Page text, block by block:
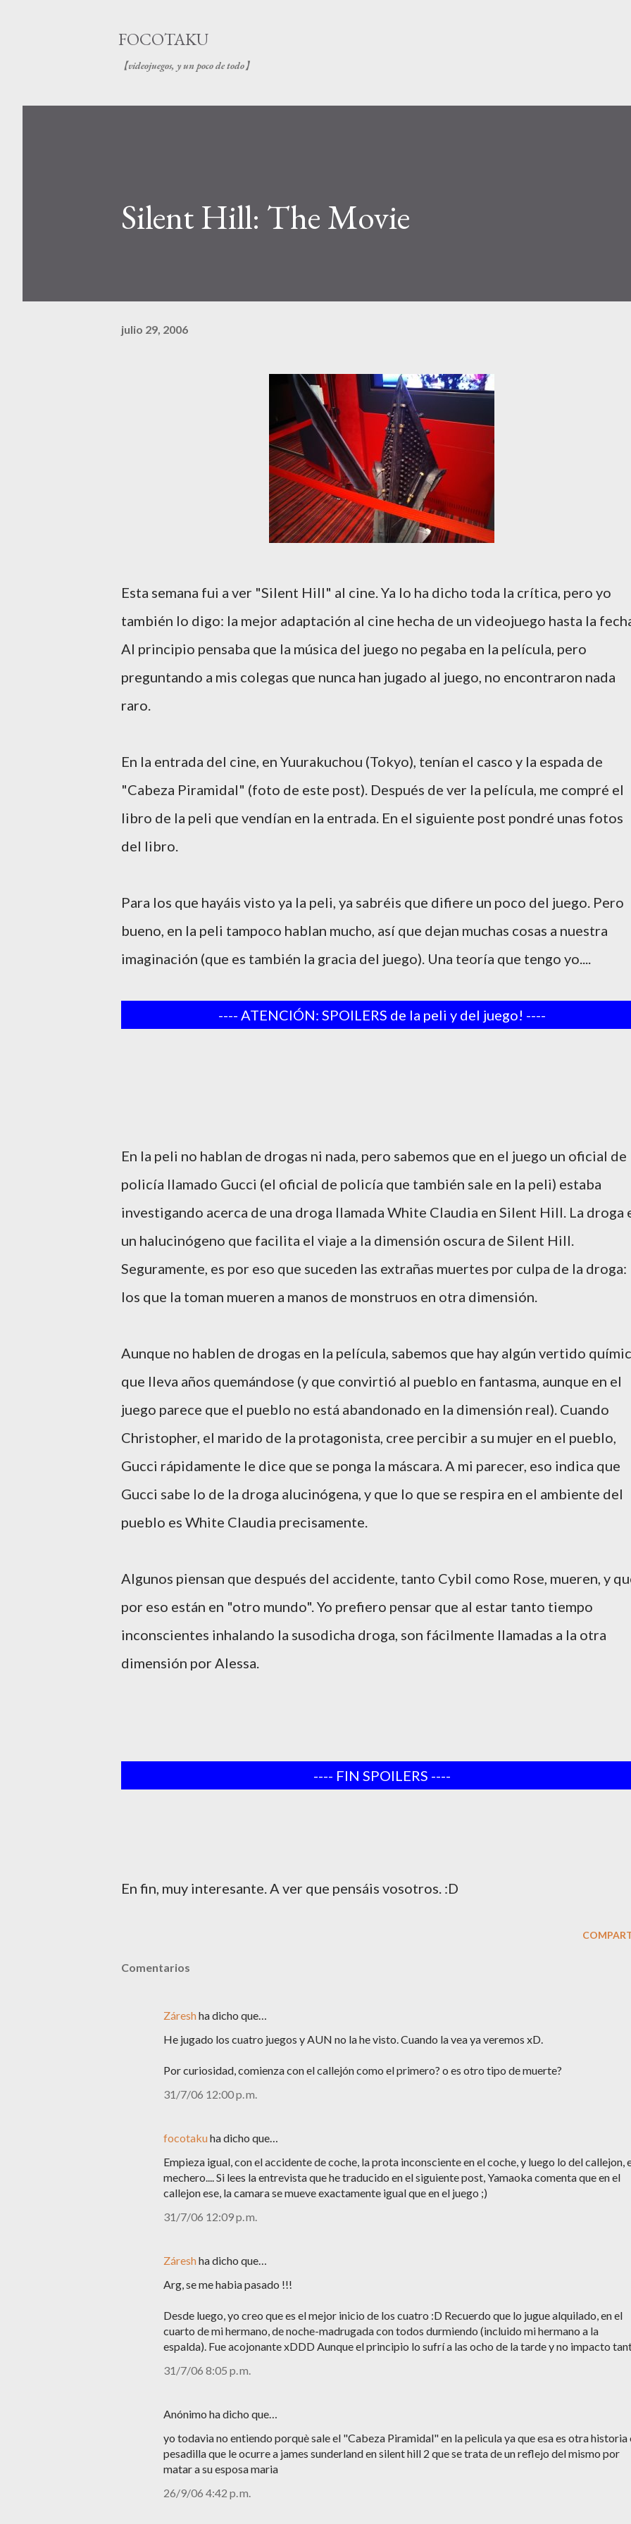
FOCOTAKU
【videojuegos, y un poco de todo】
Silent Hill: The Movie
julio 29, 2006
Esta semana fui a ver "Silent Hill" al cine. Ya lo ha dicho toda la crítica, pero yo
también lo digo: la mejor adaptación al cine hecha de un videojuego hasta la
Al principio pensaba que la música del juego no pegaba en la película, pero
preguntando a mis colegas que nunca han jugado al juego, no encontraron nada
raro.
En la entrada del cine, en Yuurakuchou (Tokyo), tenían el casco y la espada de
"Cabeza Piramidal" (foto de este post). Después de ver la película, me compré el
libro de la peli que vendían en la entrada. En el siguiente post pondré unas fotos
del libro.
Para los que hayáis visto ya la peli, ya sabréis que difiere un poco del juego. Pero
bueno, en la peli tampoco hablan mucho, así que dejan muchas cosas a nuestra
imaginación (que es también la gracia del juego). Una teoría que tengo yo....
---- ATENCIÓN: SPOILERS de la peli y del juego! ----
En la peli no hablan de drogas ni nada, pero sabemos que en el juego un oficial de
policía llamado Gucci (el oficial de policía que también sale en la peli) estaba
investigando acerca de una droga llamada White Claudia en Silent Hill. La droga
un halucinógeno que facilita el viaje a la dimensión oscura de Silent Hill.
Seguramente, es por eso que suceden las extrañas muertes por culpa de la droga:
los que la toman mueren a manos de monstruos en otra dimensión.
Aunque no hablen de drogas en la película, sabemos que hay algún vertido
que lleva años quemándose (y que convirtió al pueblo en fantasma, aunque en el
juego parece que el pueblo no está abandonado en la dimensión real). Cuando
Christopher, el marido de la protagonista, cree percibir a su mujer en el pueblo,
Gucci rápidamente le dice que se ponga la máscara. A mi parecer, eso indica que
Gucci sabe lo de la droga alucinógena, y que lo que se respira en el ambiente del
pueblo es White Claudia precisamente.
Algunos piensan que después del accidente, tanto Cybil como Rose, mueren, y
por eso están en "otro mundo". Yo prefiero pensar que al estar tanto tiempo
inconscientes inhalando la susodicha droga, son fácilmente llamadas a la otra
dimensión por Alessa.
---- FIN SPOILERS ----
En fin, muy interesante. A ver que pensáis vosotros. :D
Comentarios
Záreshha dicho que…
He jugado los cuatro juegos y AUN no la he visto. Cuando la vea ya veremos xD.
Por curiosidad, comienza con el callejón como el primero? o es otro tipo de muerte?
31/7/06 12:00 p. m.
focotakuha dicho que…
Empieza igual, con el accidente de coche, la prota inconsciente en el coche, y luego lo del callejon,
mechero.... Si lees la entrevista que he traducido en el siguiente post, Yamaoka comenta que en el
callejon ese, la camara se mueve exactamente igual que en el juego ;)
31/7/06 12:09 p. m.
Záreshha dicho que…
Arg, se me habia pasado !!!
Desde luego, yo creo que es el mejor inicio de los cuatro :D Recuerdo que lo jugue alquilado, en el
cuarto de mi hermano, de noche-madrugada con todos durmiendo (incluido mi hermano a la
espalda). Fue acojonante xDDD Aunque el principio lo sufrí a las ocho de la tarde y no impacto
31/7/06 8:05 p. m.
Anónimo ha dicho que…
yo todavia no entiendo porquè sale el "Cabeza Piramidal" en la pelicula ya que esa es otra historia
pesadilla que le ocurre a james sunderland en silent hill 2 que se trata de un reflejo del mismo por
matar a su esposa maria
26/9/06 4:42 p. m.